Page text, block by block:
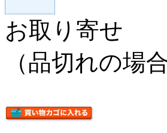
お取り寄せ
（品切れの場